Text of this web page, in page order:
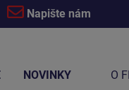
Napište nám
NOVINKY O